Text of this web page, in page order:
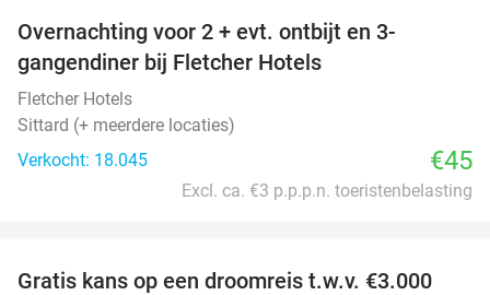
Overnachting voor 2 + evt. ontbijt en 3-
gangendiner bij Fletcher Hotels
Fletcher Hotels
Sittard (+ meerdere locaties)
Verkocht: 18.045
€45
Excl. ca. €3 p.p.p.n. toeristenbelasting
Gratis kans op een droomreis t.w.v. €3.000